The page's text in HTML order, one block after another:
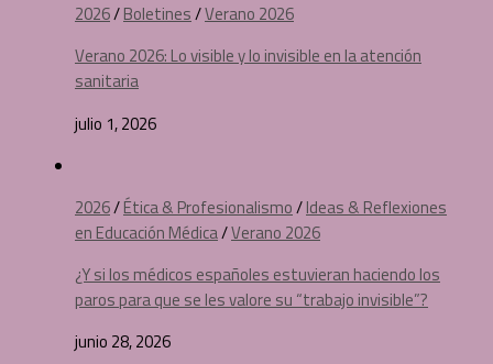
2026/Boletines/Verano 2026
Verano 2026: Lo visible y lo invisible en la atención
sanitaria
julio 1, 2026
2026/Ética & Profesionalismo/Ideas & Reflexiones
en Educación Médica/Verano 2026
¿Y si los médicos españoles estuvieran haciendo los
paros para que se les valore su “trabajo invisible”?
junio 28, 2026